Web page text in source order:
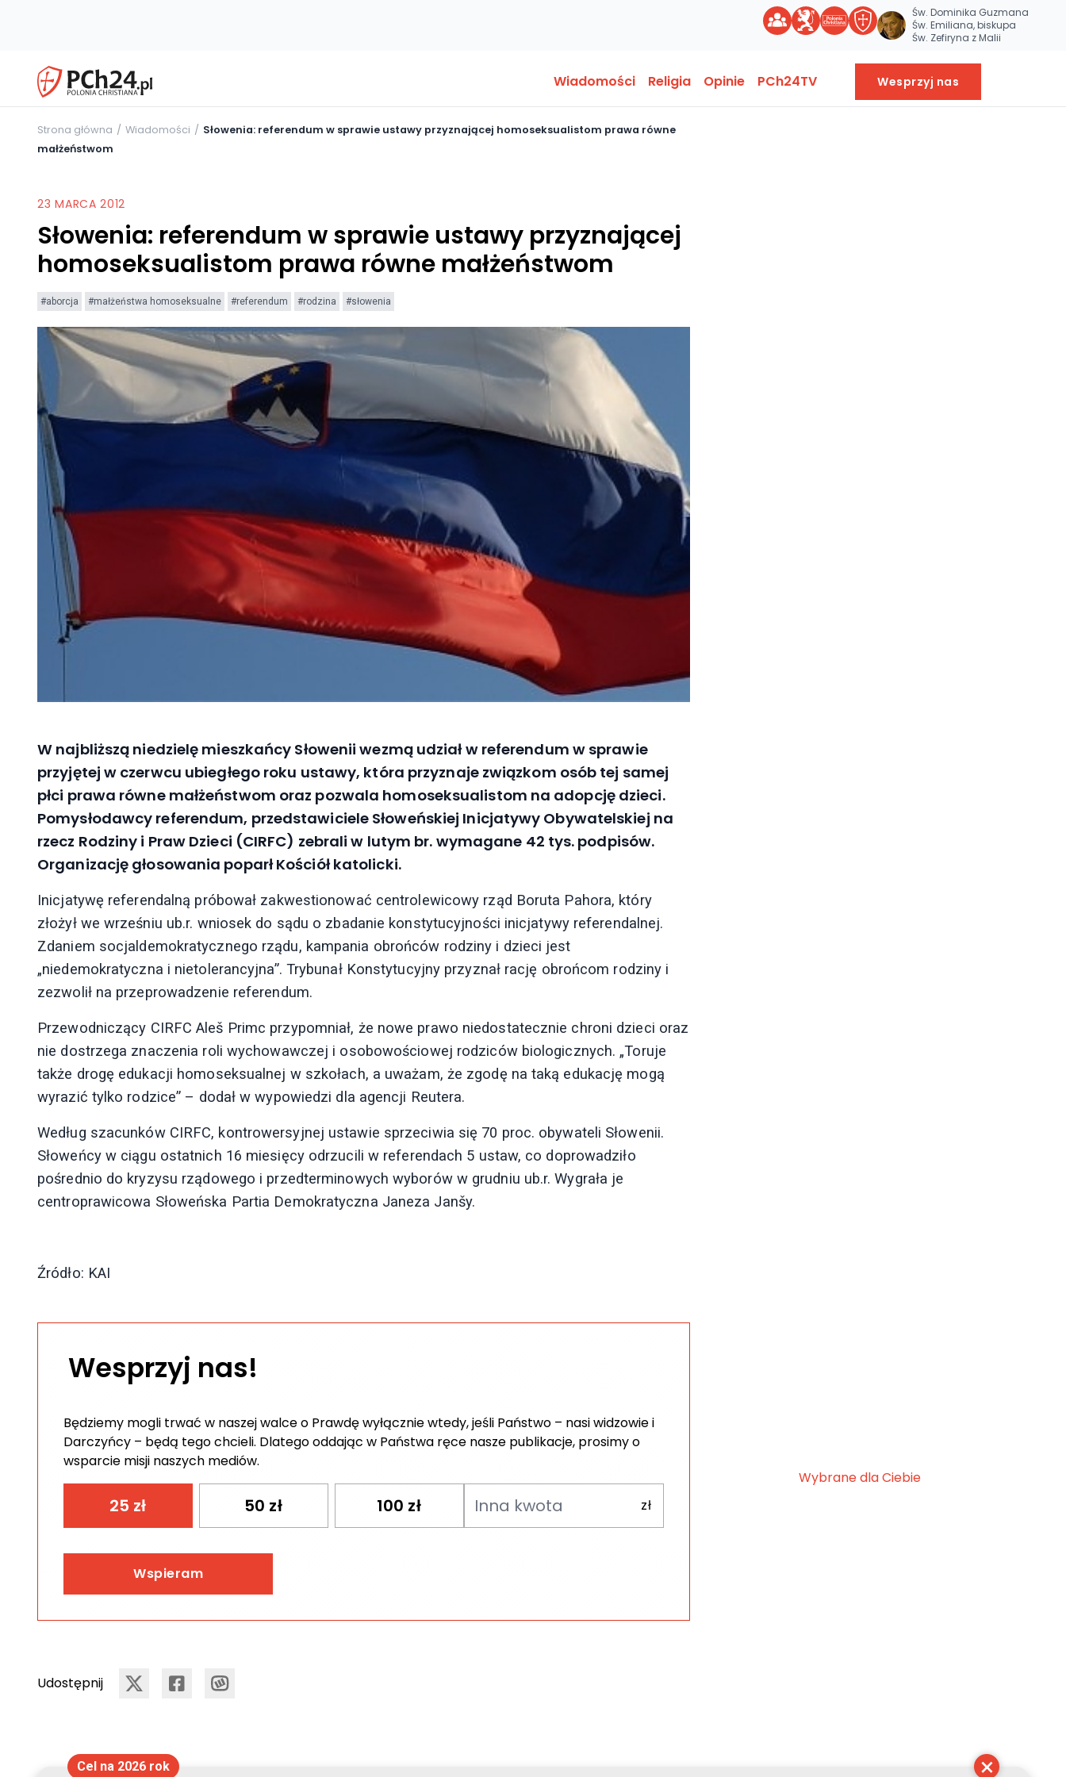
Św. Dominika Guzmana
Św. Emiliana, biskupa
Św. Zefiryna z Malii
Wiadomości Religia Opinie PCh24TV Wesprzyj nas
Strona główna Wiadomości
Słowenia: referendum w sprawie ustawy przyznającej homoseksualistom prawa równe
małżeństwom
23 MARCA 2012
Słowenia: referendum w sprawie ustawy przyznającej
homoseksualistom prawa równe małżeństwom
#aborcja #małżeństwa homoseksualne #referendum #rodzina #słowenia
W najbliższą niedzielę mieszkańcy Słowenii wezmą udział w referendum w sprawie
przyjętej w czerwcu ubiegłego roku ustawy, która przyznaje związkom osób tej samej
płci prawa równe małżeństwom oraz pozwala homoseksualistom na adopcję dzieci.
Pomysłodawcy referendum, przedstawiciele Słoweńskiej Inicjatywy Obywatelskiej na
rzecz Rodziny i Praw Dzieci (CIRFC) zebrali w lutym br. wymagane 42 tys. podpisów.
Organizację głosowania poparł Kościół katolicki.
Inicjatywę referendalną próbował zakwestionować centrolewicowy rząd Boruta Pahora, który
złożył we wrześniu ub.r. wniosek do sądu o zbadanie konstytucyjności inicjatywy referendalnej.
Zdaniem socjaldemokratycznego rządu, kampania obrońców rodziny i dzieci jest
„niedemokratyczna i nietolerancyjna”. Trybunał Konstytucyjny przyznał rację obrońcom rodziny i
zezwolił na przeprowadzenie referendum.
Przewodniczący CIRFC Aleš Primc przypomniał, że nowe prawo niedostatecznie chroni dzieci oraz
nie dostrzega znaczenia roli wychowawczej i osobowościowej rodziców biologicznych. „Toruje
także drogę edukacji homoseksualnej w szkołach, a uważam, że zgodę na taką edukację mogą
wyrazić tylko rodzice” – dodał w wypowiedzi dla agencji Reutera.
Według szacunków CIRFC, kontrowersyjnej ustawie sprzeciwia się 70 proc. obywateli Słowenii.
Słoweńcy w ciągu ostatnich 16 miesięcy odrzucili w referendach 5 ustaw, co doprowadziło
pośrednio do kryzysu rządowego i przedterminowych wyborów w grudniu ub.r. Wygrała je
centroprawicowa Słoweńska Partia Demokratyczna Janeza Janšy.
Źródło: KAI
Wesprzyj nas!
Będziemy mogli trwać w naszej walce o Prawdę wyłącznie wtedy, jeśli Państwo – nasi widzowie i
Darczyńcy – będą tego chcieli. Dlatego oddając w Państwa ręce nasze publikacje, prosimy o
wsparcie misji naszych mediów.
25 zł 50 zł 100 zł
Wspieram
Udostępnij
Wybrane dla Ciebie
×
Cel na 2026 rok